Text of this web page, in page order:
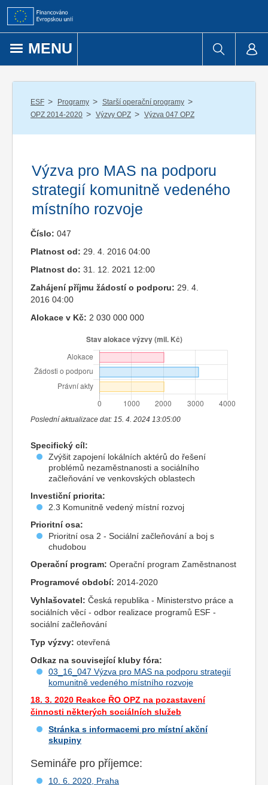
Přejít k obsahu
MENU
ESF / Programy / Starší operační programy /
OPZ 2014-2020 / Výzvy OPZ / Výzva 047 OPZ
Výzva pro MAS na podporu
strategií komunitně vedeného
místního rozvoje
Číslo: 047
Platnost od: 29. 4. 2016 04:00
Platnost do: 31. 12. 2021 12:00
Zahájení příjmu žádostí o podporu: 29. 4.
2016 04:00
Alokace v Kč: 2 030 000 000
Poslední aktualizace dat: 15. 4. 2024 13:05:00
Specifický cíl:
Zvýšit zapojení lokálních aktérů do řešení
problémů nezaměstnanosti a sociálního
začleňování ve venkovských oblastech
Investiční priorita:
2.3 Komunitně vedený místní rozvoj
Prioritní osa:
Prioritní osa 2 - Sociální začleňování a boj s
chudobou
Operační program: Operační program Zaměstnanost
Programové období: 2014-2020
Vyhlašovatel: Česká republika - Ministerstvo práce a
sociálních věcí - odbor realizace programů ESF -
sociální začleňování
Typ výzvy: otevřená
Odkaz na související kluby fóra:
03_16_047 Výzva pro MAS na podporu strategií
komunitně vedeného místního rozvoje
18. 3. 2020 Reakce ŘO OPZ na pozastavení
činnosti některých sociálních služeb
Stránka s informacemi pro místní akční
skupiny
Semináře pro příjemce:
10. 6. 2020, Praha